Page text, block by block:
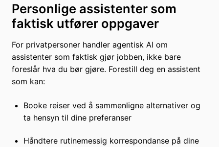
Personlige assistenter som
faktisk utfører oppgaver
For privatpersoner handler agentisk AI om
assistenter som faktisk gjør jobben, ikke bare
foreslår hva du bør gjøre. Forestill deg en assistent
som kan:
Booke reiser ved å sammenligne alternativer og
ta hensyn til dine preferanser
Håndtere rutinemessig korrespondanse på dine